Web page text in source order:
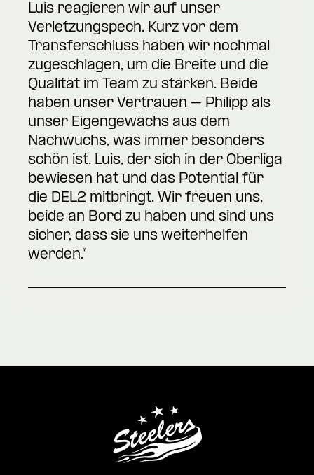
Luis reagieren wir auf unser
Verletzungspech. Kurz vor dem
Transferschluss haben wir nochmal
zugeschlagen, um die Breite und die
Qualität im Team zu stärken. Beide
haben unser Vertrauen – Philipp als
unser Eigengewächs aus dem
Nachwuchs, was immer besonders
schön ist. Luis, der sich in der Oberliga
bewiesen hat und das Potential für
die DEL2 mitbringt. Wir freuen uns,
beide an Bord zu haben und sind uns
sicher, dass sie uns weiterhelfen
werden.“